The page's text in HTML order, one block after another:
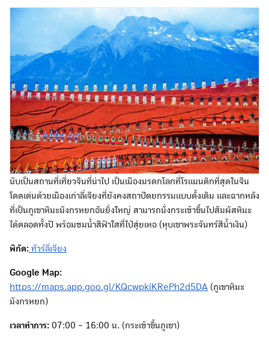
นับเป็นสถานที่เที่ยวจีนที่น่าไป เป็นเมืองมรดกโลกที่โรแมนติกที่สุดในจีน
โดดเด่นด้วยเมืองเก่าลี่เจียงที่ยังคงสถาปัตยกรรมแบบดั้งเดิม และฉากหลัง
ที่เป็นภูเขาหิมะมังกรหยกอันยิ่งใหญ่ สามารถนั่งกระเช้าขึ้นไปสัมผัสหิมะ
ได้ตลอดทั้งปี พร้อมชมน้ำสีฟ้าใสที่ไป๋สุ่ยเหอ (หุบเขาพระจันทร์สีน้ำเงิน)
พิกัด: ทัวร์ลี่เจียง
Google Map:
https://maps.app.goo.gl/KQcwpkiKRePh2d5DA (ภูเขาหิมะ
มังกรหยก)
เวลาทำการ: 07:00 - 16:00 น. (กระเช้าขึ้นภูเขา)